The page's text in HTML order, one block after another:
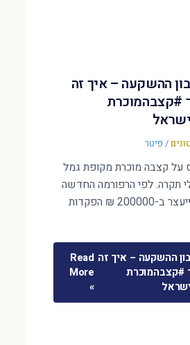
ההשקעה – איך זה
#קצבהמוכרת
/ פיטר
על קצבה מוכרת מקופת גמל
תקרה. לפי הרפורמה החדשה
של האוצר, הוא ייעצר ב-200000 ₪ הפקדות
ההשקעה – איך זה
#קצבהמוכרת
Read
More
»